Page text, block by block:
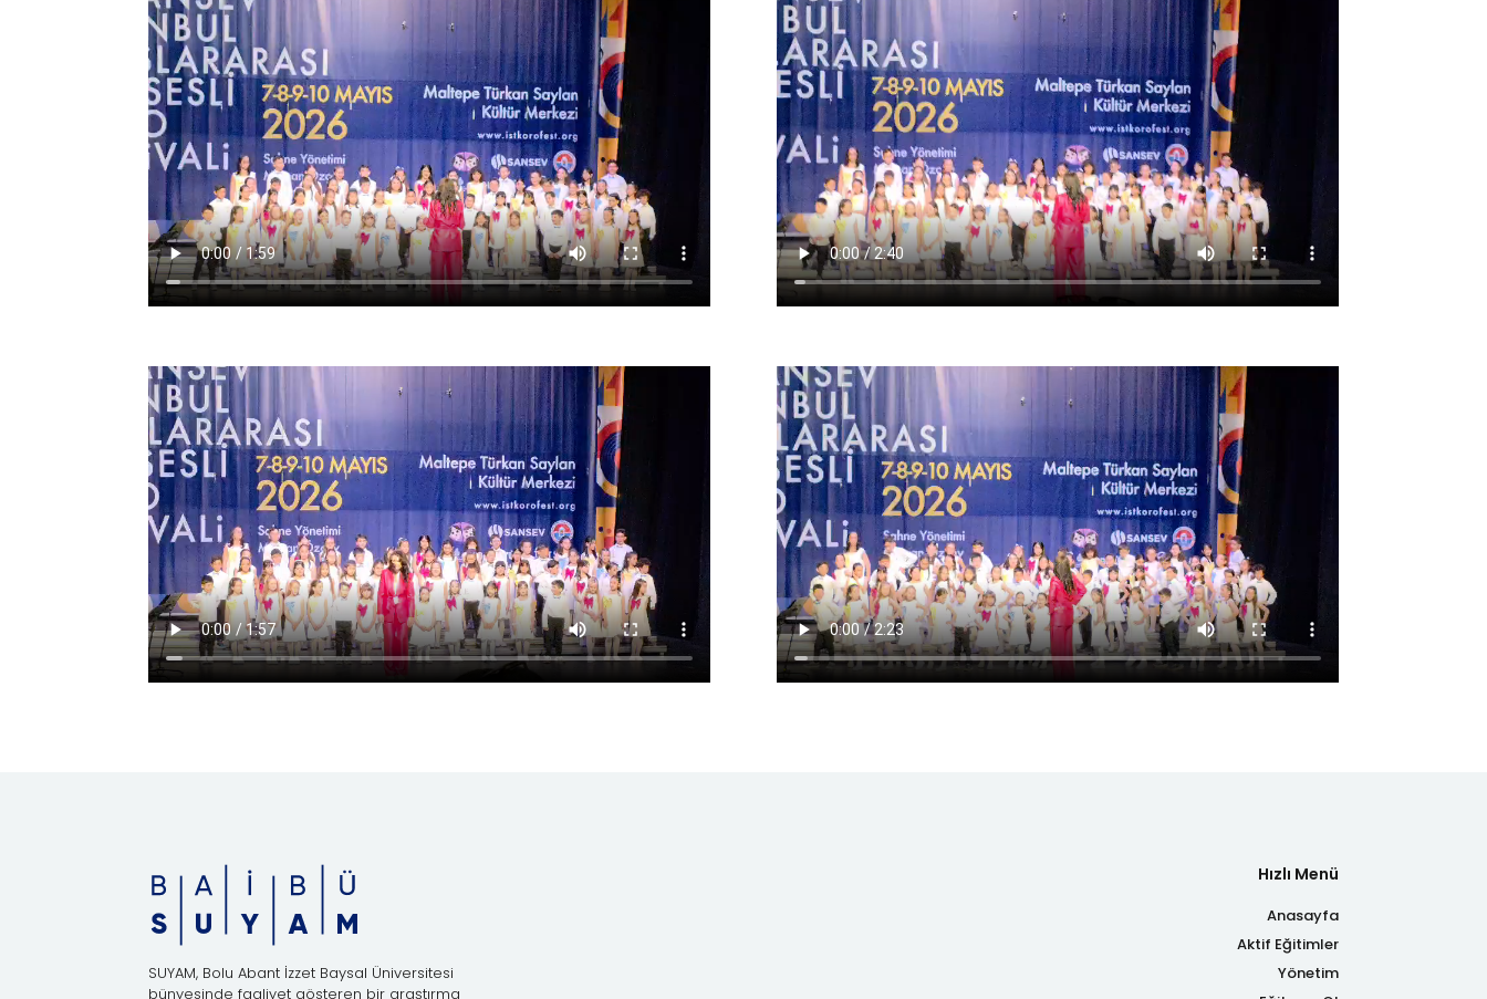
SUYAM, Bolu Abant İzzet Baysal Üniversitesi
bünyesinde faaliyet gösteren bir araştırma
Hızlı Menü
Anasayfa
Aktif Eğitimler
Yönetim